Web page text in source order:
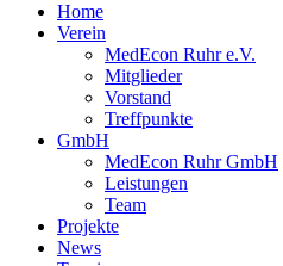
Home
Verein
MedEcon Ruhr e.V.
Mitglieder
Vorstand
Treffpunkte
GmbH
MedEcon Ruhr GmbH
Leistungen
Team
Projekte
News